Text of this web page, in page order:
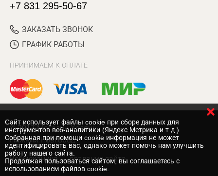
+7 831 295-50-67
ЗАКАЗАТЬ ЗВОНОК
ГРАФИК РАБОТЫ
ПРИНИМАЕМ К ОПЛАТЕ
© 2017 Магазин Хозяин
Нижний Новгород
Вебмеханика — создание сайта
Cайт использует файлы cookie при сборе данных для
инструментов веб-аналитики (Яндекс.Метрика и т.д.)
Собранная при помощи cookie информация не может
идентифицировать вас, однако может помочь нам улучшить
работу нашего сайта.
Продолжая пользоваться сайтом, вы соглашаетесь с
использованием файлов cookie.